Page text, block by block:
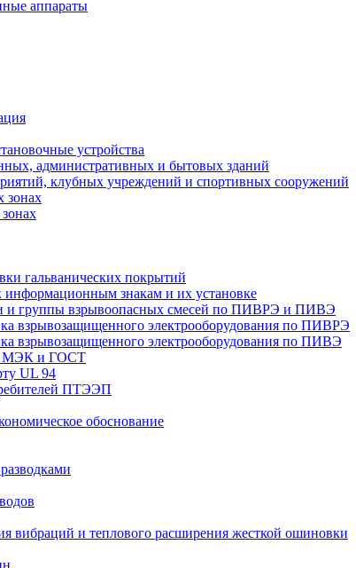
аппараты
устройства
административных и бытовых зданий
клубных учреждений и спортивных сооружений
зонах
гальванических покрытий
знакам и их установке
и группы взрывоопасных смесей по ПИВРЭ и ПИВЭ
взрывозащищенного электрооборудования по ПИВРЭ
взрывозащищенного электрооборудования по ПИВЭ
МЭК и ГОСТ
UL 94
ПТЭЭП
обоснование
вибраций и теплового расширения жесткой ошиновки